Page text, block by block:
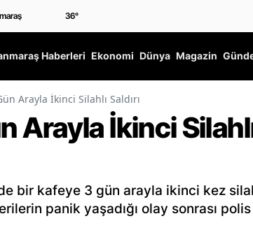
36°
Haberleri Ekonomi Dünya Magazin
Arayla İkinci Silahlı Saldırı
Arayla İkinci
bir kafeye 3 gün arayla ikinci kez
panik yaşadığı olay sonrası polis